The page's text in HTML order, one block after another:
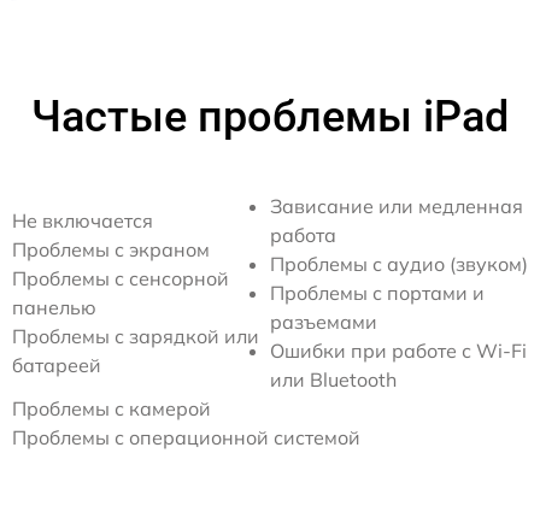
Частые проблемы iPad
Не включается
Проблемы с экраном
Проблемы с сенсорной
панелью
Проблемы с зарядкой или
батареей
Зависание или медленная
работа
Проблемы с аудио (звуком)
Проблемы с портами и
разъемами
Ошибки при работе с Wi-Fi
или Bluetooth
Проблемы с камерой
Проблемы с операционной системой